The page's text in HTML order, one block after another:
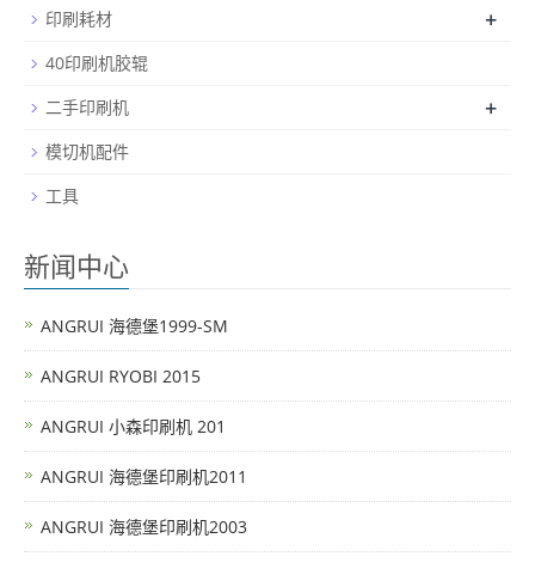
印刷耗材
+
40印刷机胶辊
二手印刷机
+
模切机配件
工具
新闻中心
ANGRUI 海德堡1999-SM
ANGRUI RYOBI 2015
ANGRUI 小森印刷机 201
ANGRUI 海德堡印刷机2011
ANGRUI 海德堡印刷机2003